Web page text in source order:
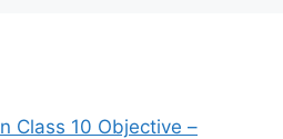
Class 10 Objective –